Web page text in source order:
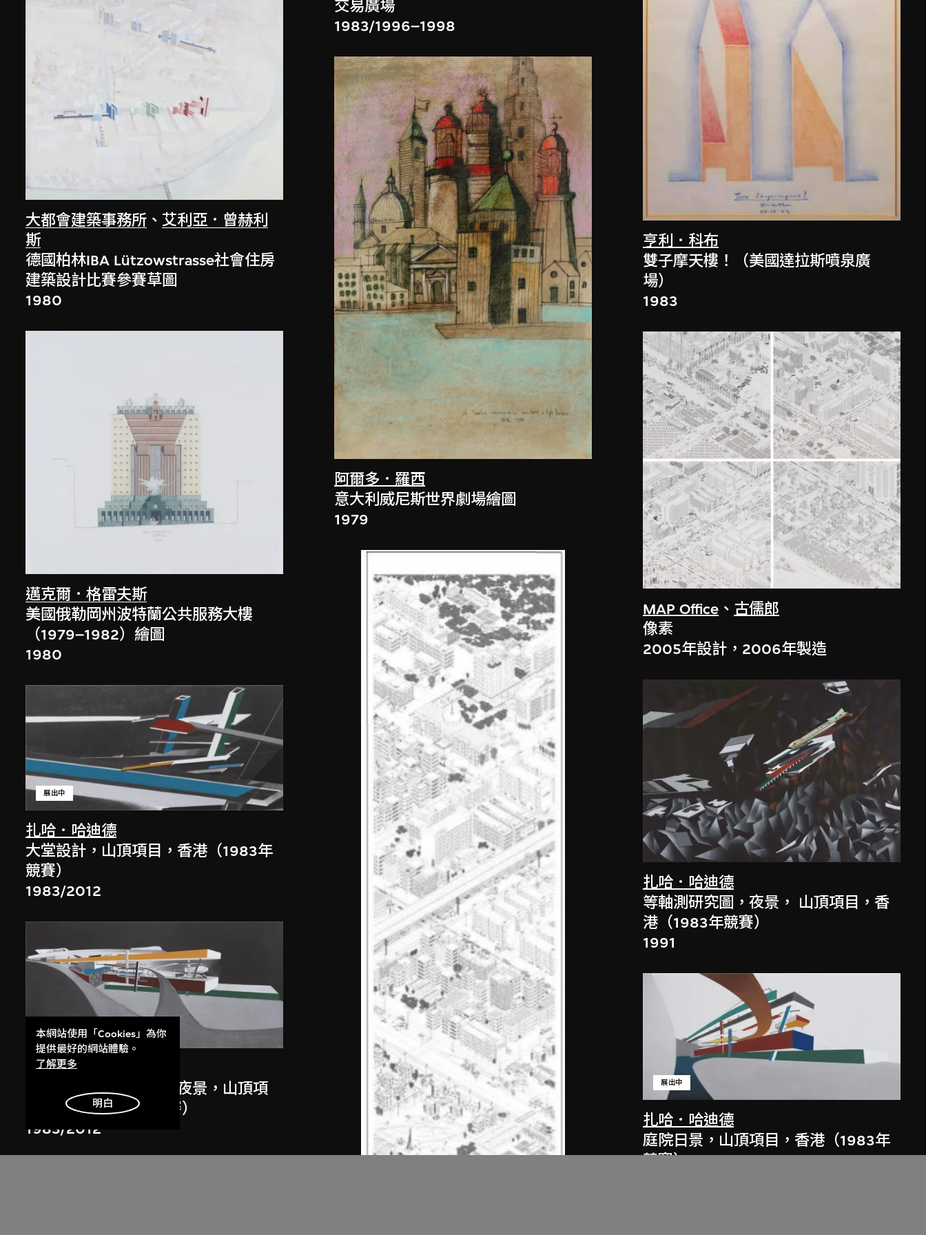
大都會建築事務所 、艾利亞．曾赫利
斯
德國柏林IBA Lützowstrasse社會住房
建築設計比賽參賽草圖
1980
邁克爾．格雷夫斯
美國俄勒岡州波特蘭公共服務大樓
（1979–1982）繪圖
1980
扎哈．哈迪德
展出中
大堂設計，山頂項目，香港（1983年
競賽）
1983/2012
扎哈．哈迪德
展出中
斜坡入口／坡度入口，夜景，山頂項
目，香港（1983年競賽）
1983/2012
交易廣場
1983/1996–1998
阿爾多．羅西
意大利威尼斯世界劇場繪圖
1979
亨利．科布
雙子摩天樓！（美國達拉斯噴泉廣
場）
1983
MAP Office 、 古儒郎
像素
2005年設計，2006年製造
扎哈．哈迪德
等軸測研究圖，夜景， 山頂項目，香
港（1983年競賽）
1991
扎哈．哈迪德
展出中
庭院日景，山頂項目，香港（1983年
競賽）
本網站使用「Cookies」為你
提供最好的網站體驗。
了解更多
明白